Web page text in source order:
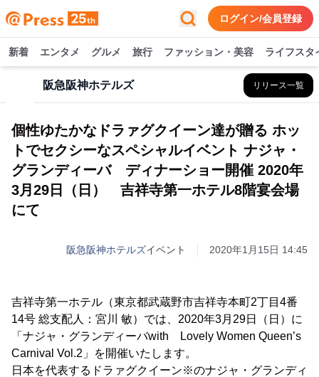
ログイン/会員登録
新着 エンタメ グルメ 旅行 ファッション・美容 ライフスタ
阪急阪神ホテルズ リリース一覧
個性ゆたかなドラァグクイーン達が贈る ホッ
トでセクシーなスペシャルイベント ナジャ・
グランディーバ ディナーショー開催 2020年
3月29日（日） 吉祥寺第一ホテル8階宴会場
にて
阪急阪神ホテルズイベント 2020年1月15日 14:45
吉祥寺第一ホテル（東京都武蔵野市吉祥寺本町2丁目4番
14号 総支配人：宮川 敏）では、2020年3月29日（日）に
「ナジャ・グランディーバwith Lovely Women Queen’s
Carnival Vol.2」を開催いたします。
日本を代表するドラァグクイーン※のナジャ・グランディ